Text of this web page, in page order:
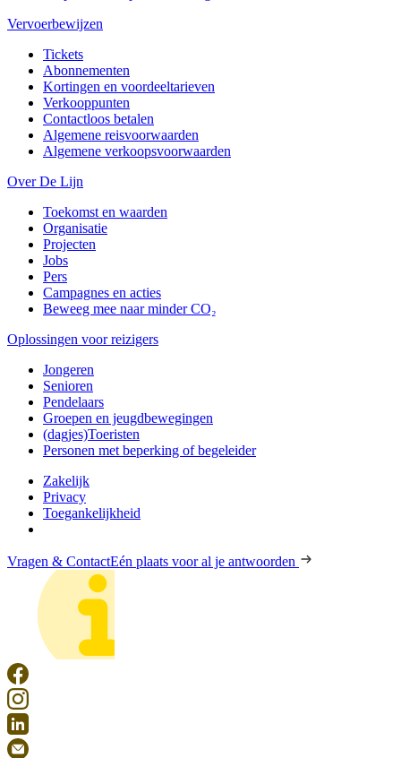
Vervoerbewijzen
Tickets
Abonnementen
Kortingen en voordeeltarieven
Verkooppunten
Contactloos betalen
Algemene reisvoorwaarden
Algemene verkoopsvoorwaarden
Over De Lijn
Toekomst en waarden
Organisatie
Projecten
Jobs
Pers
Campagnes en acties
Beweeg mee naar minder CO₂
Oplossingen voor reizigers
Jongeren
Senioren
Pendelaars
Groepen en jeugdbewegingen
(dagjes)Toeristen
Personen met beperking of begeleider
Zakelijk
Privacy
Toegankelijkheid
Vragen & ContactEén plaats voor al je antwoorden